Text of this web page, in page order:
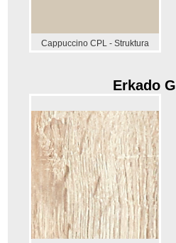
Cappuccino CPL - Struktura
Erkado